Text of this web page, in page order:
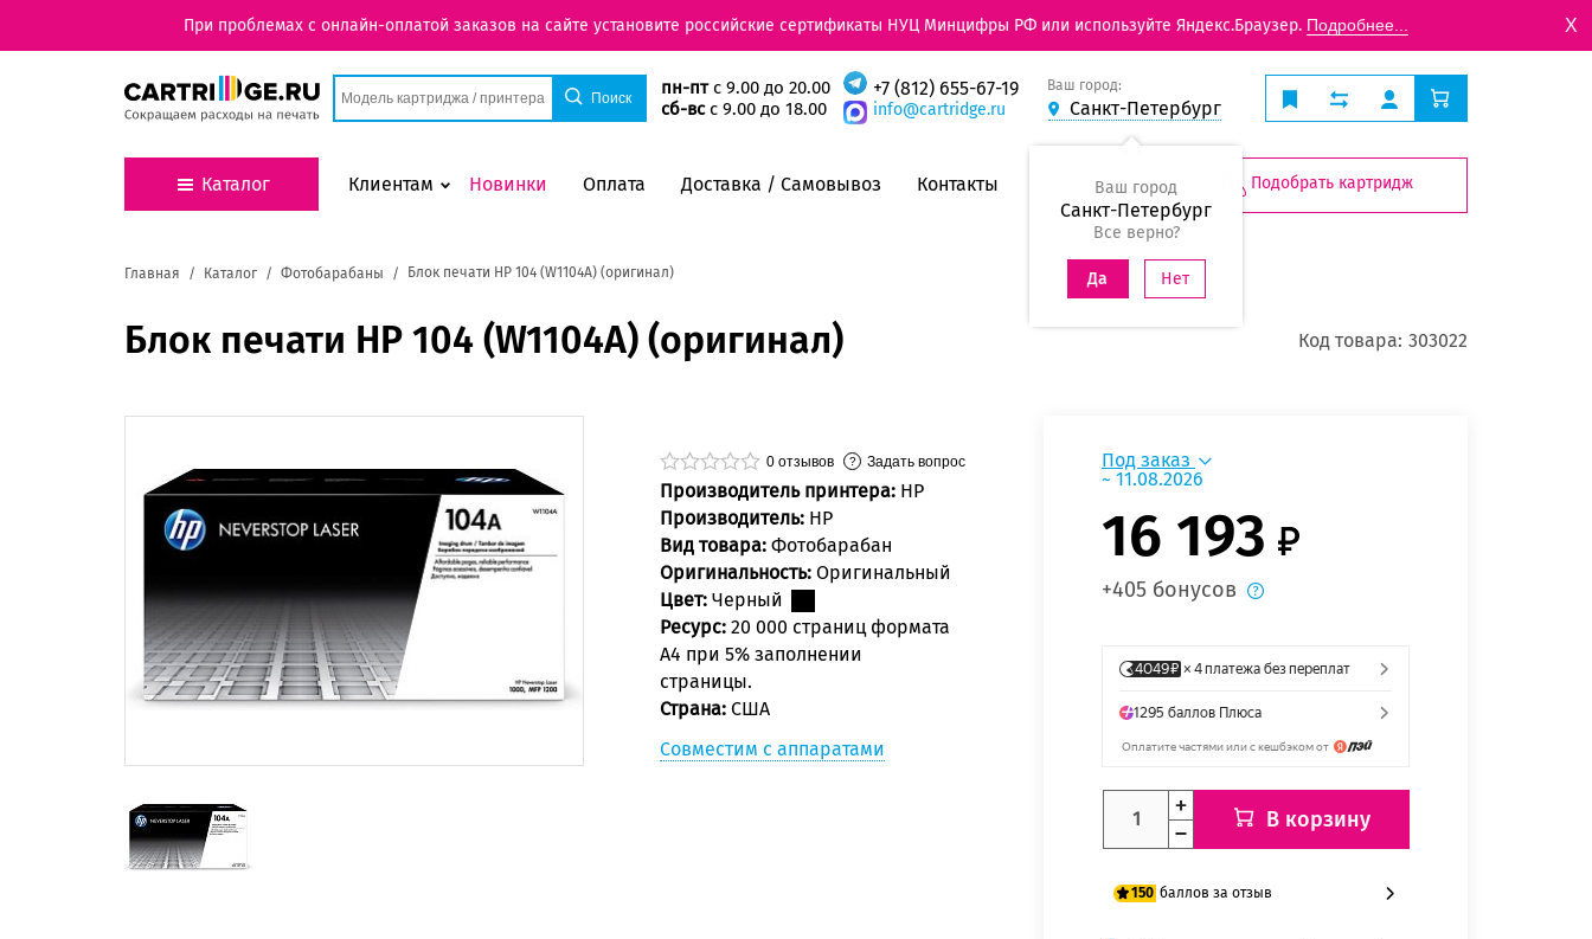
При проблемах с онлайн-оплатой заказов на сайте установите российские сертификаты НУЦ Минцифры РФ или используйте Яндекс.Браузер. Подробнее... X
пн-птс 9.00 до 20.00
сб-всс 9.00 до 18.00
+7 (812) 655-67-19
info@cartridge.ru
Ваш город:
Санкт-Петербург
Ваш город
Санкт-Петербург
Все верно?
Да Нет
Каталог Клиентам Новинки Оплата Доставка / Самовывоз Контакты Подобрать картридж
Главная Каталог Фотобарабаны Блок печати HP 104 (W1104A) (оригинал)
Блок печати HP 104 (W1104A) (оригинал) Код товара: 303022
0 отзывов Задать вопрос
Производитель принтера: HP
Производитель: HP
Вид товара: Фотобарабан
Оригинальность: Оригинальный
Цвет: Черный
Ресурс: 20 000 страниц формата
А4 при 5% заполнении
страницы.
Страна: США
Совместим с аппаратами
Под заказ
~ 11.08.2026
16 193
+405 бонусов
В корзину
150 баллов за отзыв